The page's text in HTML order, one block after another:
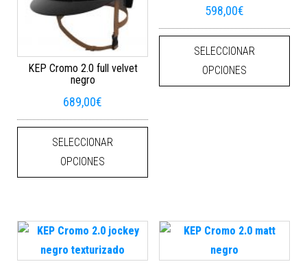
KEP Cromo 2.0 full velvet
negro
689,00€
SELECCIONAR
OPCIONES
Este producto tiene múltiples
598,00€
SELECCIONAR
OPCIONES